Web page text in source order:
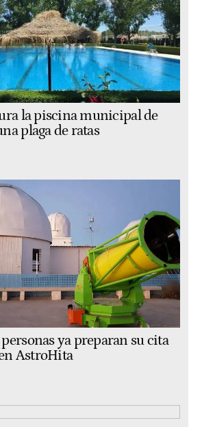
la piscina municipal de
plaga de ratas
ya preparan su cita
AstroHita